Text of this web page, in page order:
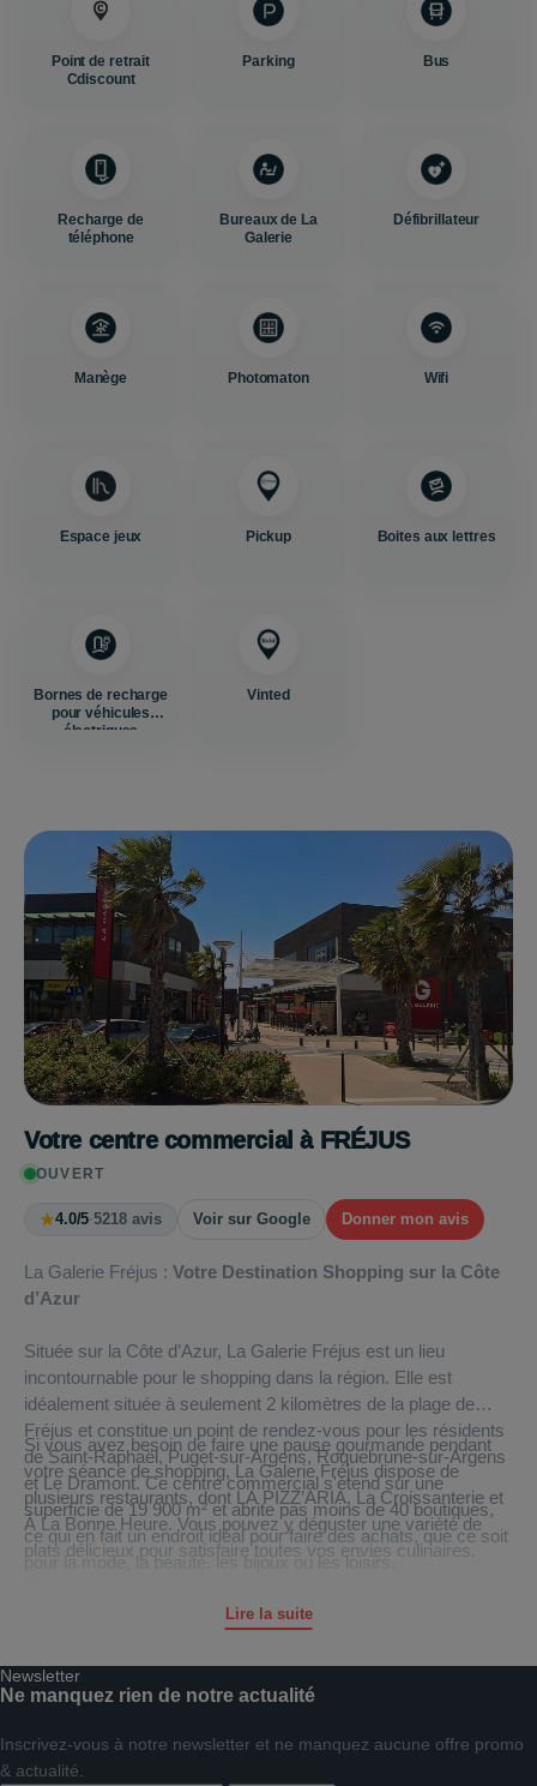
Point de retrait
Cdiscount
Parking Bus
Recharge de
téléphone
Bureaux de La
Galerie
Défibrillateur
Manège Photomaton Wifi
Espace jeux Pickup Boites aux lettres
Bornes de recharge
pour véhicules
électriques
Vinted
Votre centre commercial à FRÉJUS
OUVERT
★4.0/5·5218 avis Voir sur Google Donner mon avis
La Galerie Fréjus : Votre Destination Shopping sur la Côte
d’Azur
Située sur la Côte d’Azur, La Galerie Fréjus est un lieu
incontournable pour le shopping dans la région. Elle est
idéalement située à seulement 2 kilomètres de la plage de
Fréjus et constitue un point de rendez-vous pour les résidents
de Saint-Raphaël, Puget-sur-Argens, Roquebrune-sur-Argens
et Le Dramont. Ce centre commercial s'étend sur une
superficie de 19 900 m² et abrite pas moins de 40 boutiques,
ce qui en fait un endroit idéal pour faire des achats, que ce soit
pour la mode, la beauté, les bijoux ou les loisirs.
Le nouvel hypermarché Auchan est le point de départ idéal
frais, des articles d'épicerie et bien plus encore.
shopping. Elle offre également une gamme de services
pratiques pour rendre votre expérience plus agréable. Vous
Si vous avez besoin de faire une pause gourmande pendant
votre séance de shopping, La Galerie Fréjus dispose de
plusieurs restaurants, dont LA PIZZ’ARIA, La Croissanterie et
À La Bonne Heure. Vous pouvez y déguster une variété de
plats délicieux pour satisfaire toutes vos envies culinaires.
La Galerie Fréjus s'engage également en faveur de
l'environnement en installant des centrales solaires sur son
kWh d'énergie solaire, ce qui équivaut à la consommation de
263 foyers. Cet engagement envers la durabilité contribue à
réduire l'impact environnemental du centre commercial.
Lire la suite
Newsletter
Ne manquez rien de notre actualité
Inscrivez-vous à notre newsletter et ne manquez aucune offre promo
& actualité.